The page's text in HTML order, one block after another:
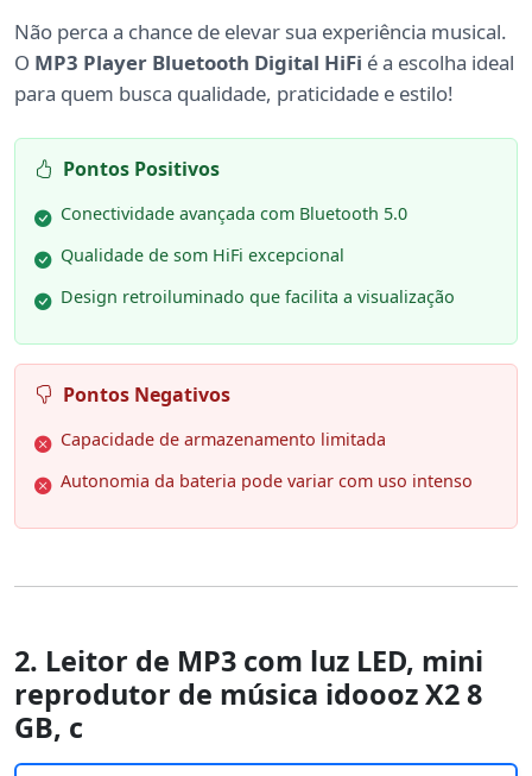
Não perca a chance de elevar sua experiência musical.
O MP3 Player Bluetooth Digital HiFi é a escolha ideal
para quem busca qualidade, praticidade e estilo!
Pontos Positivos
Conectividade avançada com Bluetooth 5.0
Qualidade de som HiFi excepcional
Design retroiluminado que facilita a visualização
Pontos Negativos
Capacidade de armazenamento limitada
Autonomia da bateria pode variar com uso intenso
2. Leitor de MP3 com luz LED, mini
reprodutor de música idoooz X2 8
GB, c